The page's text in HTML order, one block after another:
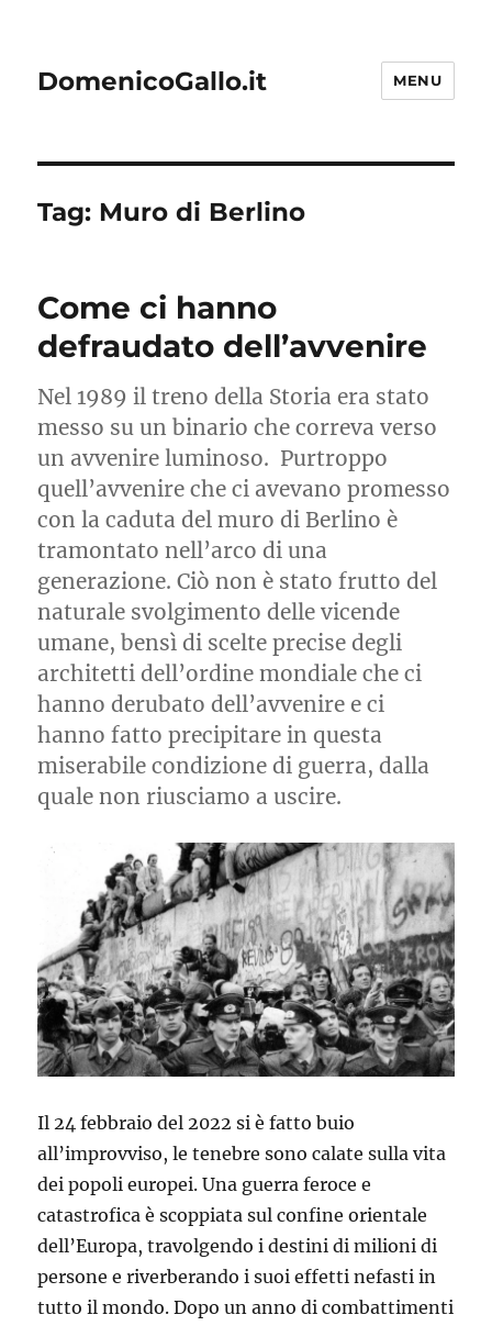
DomenicoGallo.it MENU
Tag: Muro di Berlino
Come ci hanno
defraudato dell’avvenire
Nel 1989 il treno della Storia era stato
messo su un binario che correva verso
un avvenire luminoso. Purtroppo
quell’avvenire che ci avevano promesso
con la caduta del muro di Berlino è
tramontato nell’arco di una
generazione. Ciò non è stato frutto del
naturale svolgimento delle vicende
umane, bensì di scelte precise degli
architetti dell’ordine mondiale che ci
hanno derubato dell’avvenire e ci
hanno fatto precipitare in questa
miserabile condizione di guerra, dalla
quale non riusciamo a uscire.
Il 24 febbraio del 2022 si è fatto buio
all’improvviso, le tenebre sono calate sulla vita
dei popoli europei. Una guerra feroce e
catastrofica è scoppiata sul confine orientale
dell’Europa, travolgendo i destini di milioni di
persone e riverberando i suoi effetti nefasti in
tutto il mondo. Dopo un anno di combattimenti